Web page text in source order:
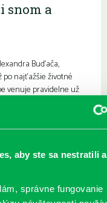
aby ste sa nestratili
správne fungovanie
snom a
Buďača,
po najťažšie životné
venuje pravidelne už
predovšetkým
sa snaží
postavami mo...Viac